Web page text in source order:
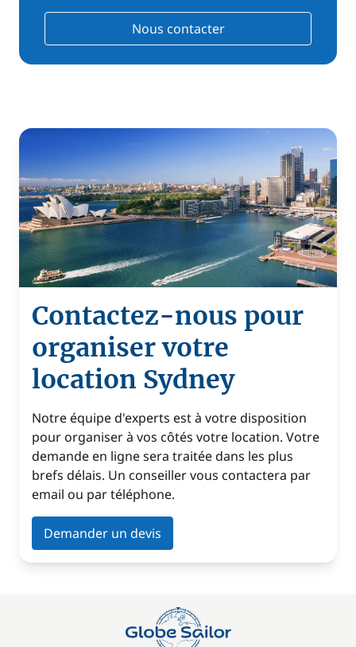
Nous contacter
Contactez-nous pour
organiser votre
location Sydney
Notre équipe d'experts est à votre disposition
pour organiser à vos côtés votre location. Votre
demande en ligne sera traitée dans les plus
brefs délais. Un conseiller vous contactera par
email ou par téléphone.
Demander un devis